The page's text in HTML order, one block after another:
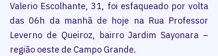
Valerio Escolhante, 31, foi esfaqueado por volta
das 06h da manhã de hoje na Rua Professor
Leverno de Queiroz, bairro Jardim Sayonara –
região oeste de Campo Grande.